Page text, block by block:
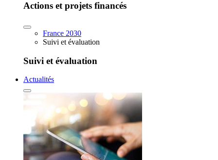
Actions et projets financés
France 2030
Suivi et évaluation
Suivi et évaluation
Actualités